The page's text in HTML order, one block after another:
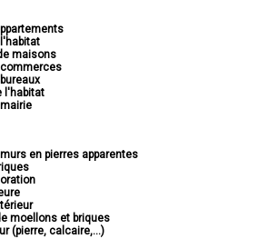
maisons
l'habitat
en pierres apparentes
moellons et briques
(pierre, calcaire,...)